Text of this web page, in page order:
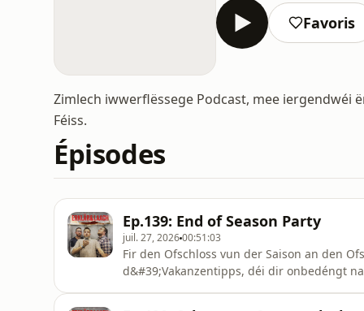
Favoris
Zimlech iwwerflëssege Podcast, mee iergendwéi
Féiss.
Épisodes
Ep.139: End of Season Party
juil. 27, 202600:51:03
Fir den Ofschloss vun der Saison an den
d&#39;Vakanzentipps, déi dir onbedéngt